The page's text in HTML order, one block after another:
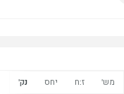
מש' ז:ח יחס נק'